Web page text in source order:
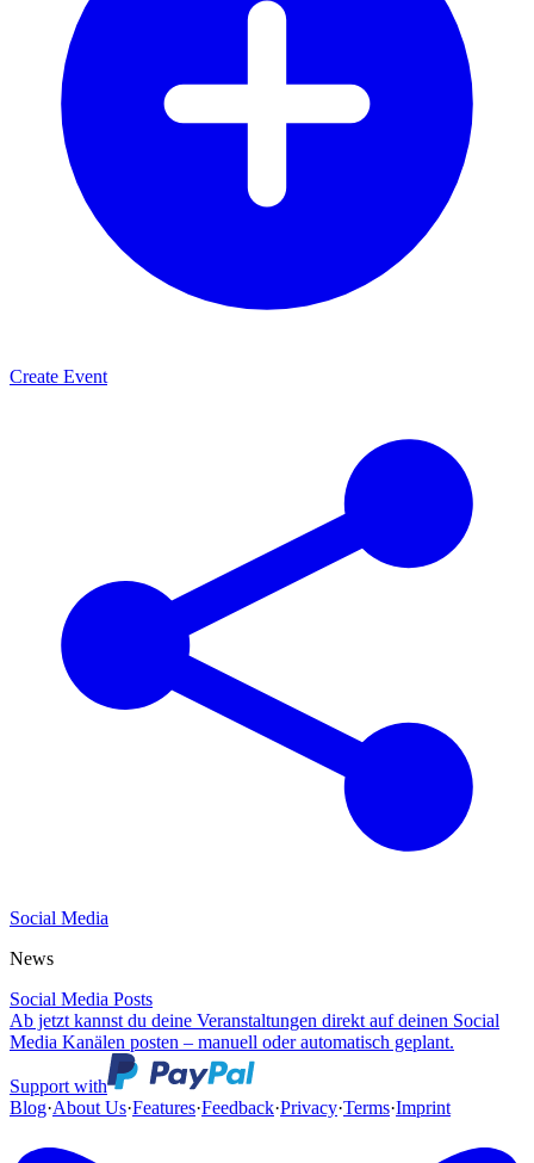
Create Event
Social Media
News
Social Media Posts
Ab jetzt kannst du deine Veranstaltungen direkt auf deinen Social
Media Kanälen posten – manuell oder automatisch geplant.
Support with
Blog·About Us·Features·Feedback·Privacy·Terms·Imprint